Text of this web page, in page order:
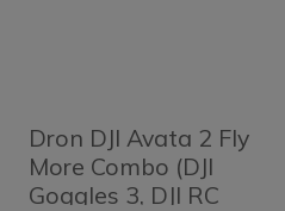
Dron DJI Avata 2 Fly
More Combo (DJI
Goggles 3, DJI RC